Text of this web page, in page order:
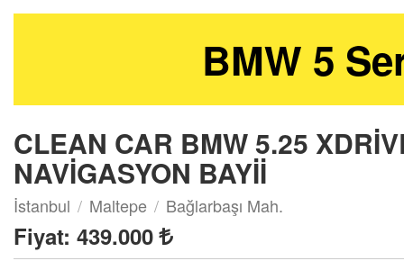
BMW 5
CLEAN CAR BMW 5.25
NAVİGASYON BAYİİ
İstanbul Maltepe Bağlarbaşı Mah.
Fiyat: 439.000